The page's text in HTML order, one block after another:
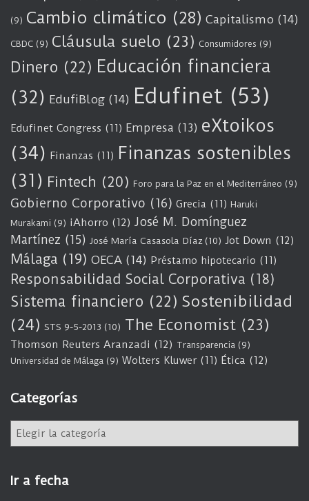
(9) Cambio climático (28) Capitalismo (14)
CBDC (9) Cláusula suelo (23) Consumidores (9)
Dinero (22) Educación financiera
(32) EdufiBlog (14) Edufinet (53)
Edufinet Congress (11) Empresa (13) eXtoikos
(34) Finanzas (11) Finanzas sostenibles
(31) Fintech (20) Foro para la Paz en el Mediterráneo (9)
Gobierno Corporativo (16) Grecia (11) Haruki
Murakami (9) iAhorro (12) José M. Domínguez
Martínez (15) José María Casasola Díaz (10) Jot Down (12)
Málaga (19) OECA (14) Préstamo hipotecario (11)
Responsabilidad Social Corporativa (18)
Sistema financiero (22) Sostenibilidad
(24) STS 9-5-2013 (10) The Economist (23)
Thomson Reuters Aranzadi (12) Transparencia (9)
Universidad de Málaga (9) Wolters Kluwer (11) Ética (12)
Categorías
e
g
Ir a fecha